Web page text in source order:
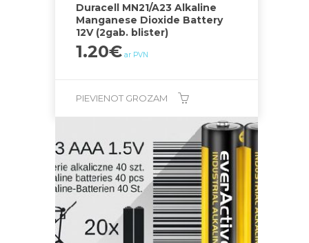
Duracell MN21/A23 Alkaline
Manganese Dioxide Battery
12V (2gab. blister)
1.20€ ar PVN
PIEVIENOT GROZAM